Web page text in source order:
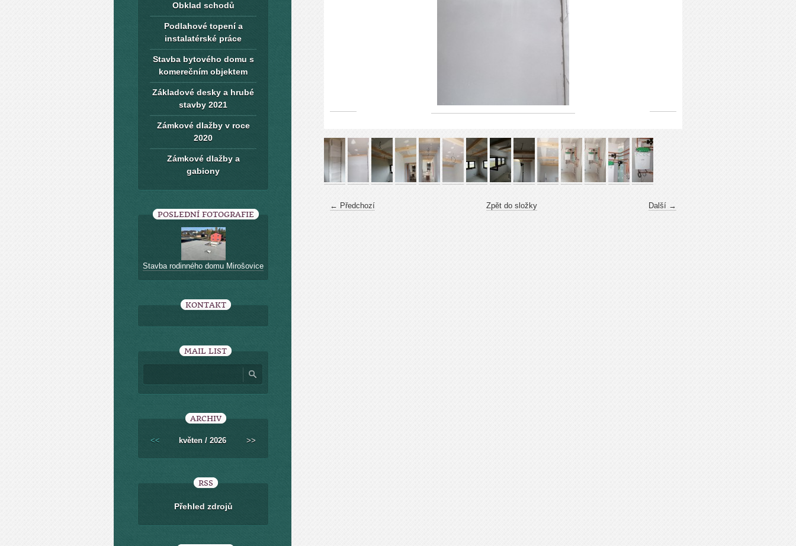
← Předchozí Další →
Zpět do složky
Obklad schodů
Podlahové topení a
instalatérské práce
Stavba bytového domu s
komerečním objektem
Základové desky a hrubé
stavby 2021
Zámkové dlažby v roce
2020
Zámkové dlažby a
gabiony
POSLEDNÍ FOTOGRAFIE
Stavba rodinného domu Mirošovice
KONTAKT
MAIL LIST
ARCHIV
<< květen / 2026 >>
RSS
Přehled zdrojů